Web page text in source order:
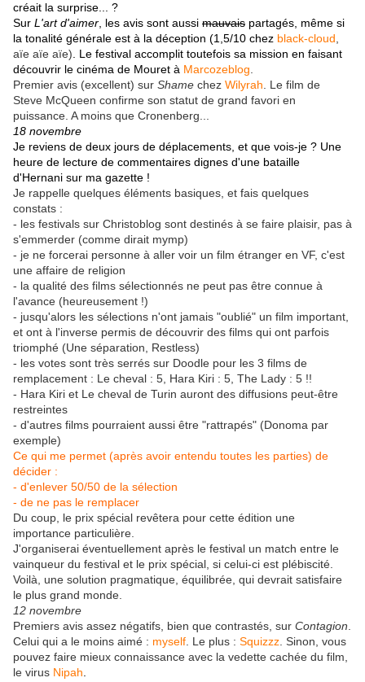
créait la surprise... ?
Sur L'art d'aimer , les avis sont aussi mauvais partagés, même si
la tonalité générale est à la déception (1,5/10 chez black-cloud
aïe aïe aïe) . Le festival accomplit toutefois sa mission en faisant
découvrir le cinéma de Mouret à Marcozeblog
Premier avis (excellent) sur Shame chez Wilyrah . Le film de
Steve McQueen confirme son statut de grand favori en
puissance. A moins que Cronenberg...
18 novembre
Je reviens de deux jours de déplacements, et que vois-je ? Une
heure de lecture de commentaires dignes d'une bataille
d'Hernani sur ma gazette !
Je rappelle quelques éléments basiques, et fais quelques
constats :
- les festivals sur Christoblog sont destinés à se faire plaisir, pas à
s'emmerder (comme dirait mymp)
- je ne forcerai personne à aller voir un film étranger en VF, c'est
une affaire de religion
- la qualité des films sélectionnés ne peut pas être connue à
l'avance (heureusement !)
- jusqu'alors les sélections n'ont jamais "oublié" un film important,
et ont à l'inverse permis de découvrir des films qui ont parfois
triomphé (Une séparation, Restless)
- les votes sont très serrés sur Doodle pour les 3 films de
remplacement : Le cheval : 5, Hara Kiri : 5, The Lady : 5 !!
- Hara Kiri et Le cheval de Turin auront des diffusions peut-être
restreintes
- d'autres films pourraient aussi être "rattrapés" (Donoma par
exemple)
Ce qui me permet (après avoir entendu toutes les parties) de
décider :
- d'enlever 50/50 de la sélection
- de ne pas le remplacer
Du coup, le prix spécial revêtera pour cette édition une
importance particulière.
J'organiserai éventuellement après le festival un match entre le
vainqueur du festival et le prix spécial, si celui-ci est plébiscité.
Voilà, une solution pragmatique, équilibrée, qui devrait satisfaire
le plus grand monde.
12 novembre
Premiers avis assez négatifs, bien que contrastés, sur Contagion
Celui qui a le moins aimé : myself . Le plus : Squizzz . Sinon, vous
pouvez faire mieux connaissance avec la vedette cachée du film,
le virus Nipah